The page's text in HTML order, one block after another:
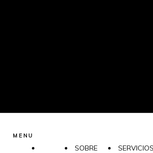
MENU
SOBRE
SERVICIOS